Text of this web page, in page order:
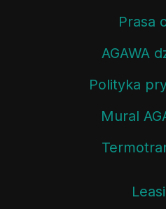
Prasa
AGAWA
Polityka
Mural